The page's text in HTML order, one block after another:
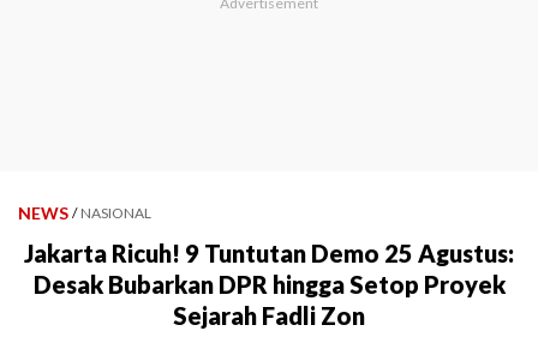
NEWS / NASIONAL
Jakarta Ricuh! 9 Tuntutan Demo 25 Agustus:
Desak Bubarkan DPR hingga Setop Proyek
Sejarah Fadli Zon